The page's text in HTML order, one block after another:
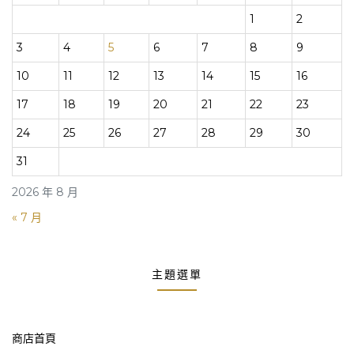
2026 年 8 月
1
2
3
4 5 6 7 8
9
10
11 12 13 14 15
16
17
18 19 20 21 22
23
24
25 26 27 28 29
30
31
« 7 月
主題選單
商店首頁